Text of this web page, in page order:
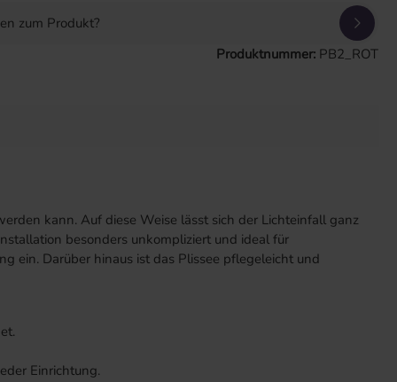
zum Produkt?
Produktnummer: PB2_ROT
kann. Auf diese Weise lässt sich der Lichteinfall ganz
besonders unkompliziert und ideal für
ein. Darüber hinaus ist das Plissee pflegeleicht und
Einrichtung.